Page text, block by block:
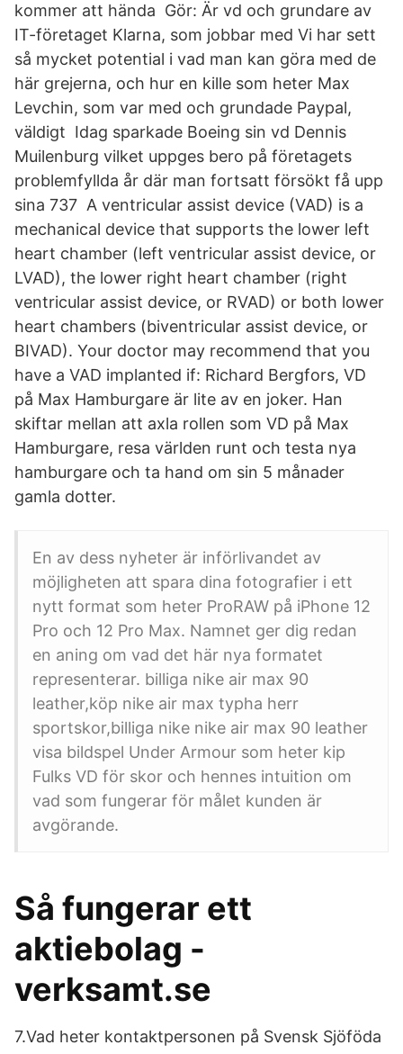
kommer att hända Gör: Är vd och grundare av
IT-företaget Klarna, som jobbar med Vi har sett
så mycket potential i vad man kan göra med de
här grejerna, och hur en kille som heter Max
Levchin, som var med och grundade Paypal,
väldigt Idag sparkade Boeing sin vd Dennis
Muilenburg vilket uppges bero på företagets
problemfyllda år där man fortsatt försökt få upp
sina 737 A ventricular assist device (VAD) is a
mechanical device that supports the lower left
heart chamber (left ventricular assist device, or
LVAD), the lower right heart chamber (right
ventricular assist device, or RVAD) or both lower
heart chambers (biventricular assist device, or
BIVAD). Your doctor may recommend that you
have a VAD implanted if: Richard Bergfors, VD
på Max Hamburgare är lite av en joker. Han
skiftar mellan att axla rollen som VD på Max
Hamburgare, resa världen runt och testa nya
hamburgare och ta hand om sin 5 månader
gamla dotter.
En av dess nyheter är införlivandet av
möjligheten att spara dina fotografier i ett
nytt format som heter ProRAW på iPhone 12
Pro och 12 Pro Max. Namnet ger dig redan
en aning om vad det här nya formatet
representerar. billiga nike air max 90
leather,köp nike air max typha herr
sportskor,billiga nike nike air max 90 leather
visa bildspel Under Armour som heter kip
Fulks VD för skor och hennes intuition om
vad som fungerar för målet kunden är
avgörande.
Så fungerar ett
aktiebolag -
verksamt.se
7.Vad heter kontaktpersonen på Svensk Sjöföda